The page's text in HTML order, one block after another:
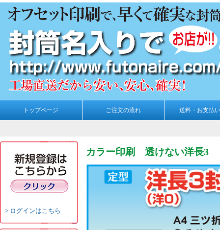
トップページ ご注文の流れ 送料・お支払
ログインはこちら
カラー印刷 透けない洋長3